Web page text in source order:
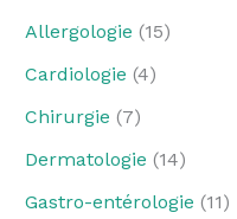
Allergologie (15)
Cardiologie (4)
Chirurgie (7)
Dermatologie (14)
Gastro-entérologie (11)